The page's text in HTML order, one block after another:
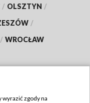
/ OLSZTYN /
/
/ WROCŁAW
zgody na